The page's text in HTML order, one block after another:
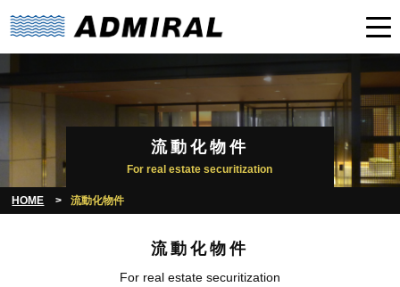
流動化物件
For real estate securitization
HOME 流動化物件
流動化物件
For real estate securitization